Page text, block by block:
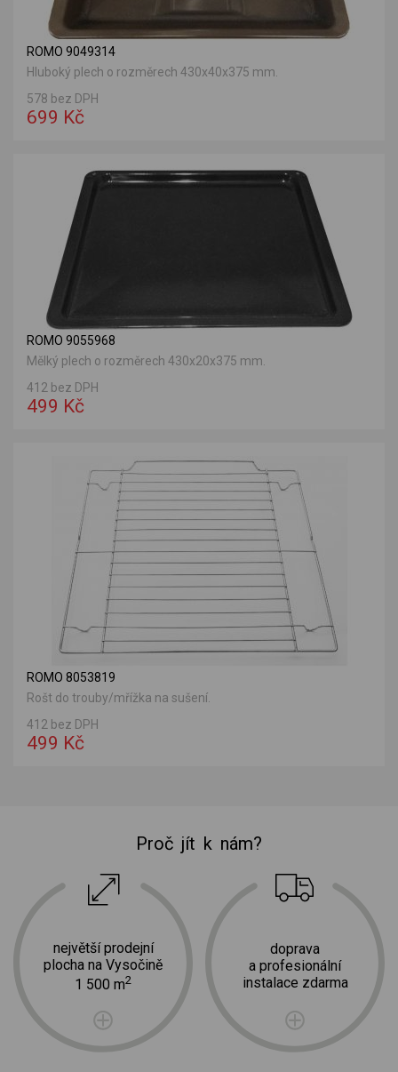
ROMO 9049314
Hluboký plech o rozměrech 430x40x375 mm.
578 bez DPH
699 Kč
ROMO 9055968
Mělký plech o rozměrech 430x20x375 mm.
412 bez DPH
499 Kč
ROMO 8053819
Rošt do trouby/mřížka na sušení.
412 bez DPH
499 Kč
Proč jít k nám?
největší prodejní
plocha na Vysočině
1 500 m2
doprava
a profesionální
instalace zdarma